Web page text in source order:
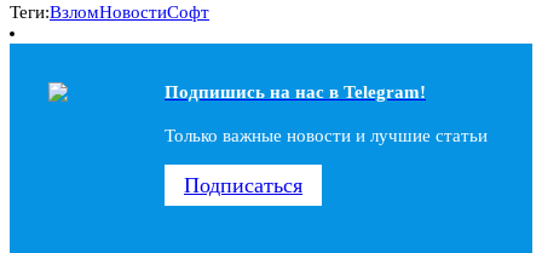
Теги:ВзломНовостиСофт
Подпишись на наc в Telegram!
Только важные новости и лучшие статьи
Подписаться